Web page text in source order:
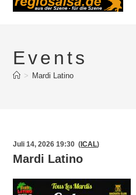
Events
> Mardi Latino
Juli 14, 2026 19:30 (ICAL)
Mardi Latino